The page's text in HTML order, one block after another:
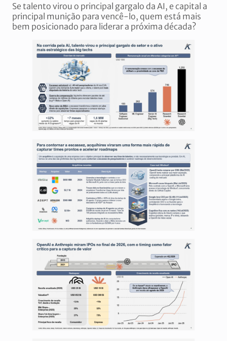
Se talento virou o principal gargalo da AI, e capital a
principal munição para vencê-lo, quem está mais
bem posicionado para liderar a próxima década?